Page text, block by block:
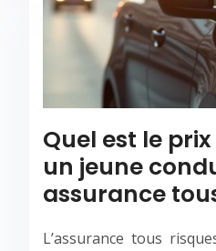
Quel est le
un jeune
assurance
L’assurance tous